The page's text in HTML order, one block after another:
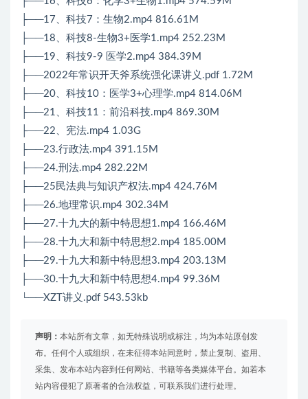
├──17、科技7：生物2.mp4 816.61M
├──18、科技8-生物3+医学1.mp4 252.23M
├──19、科技9-9 医学2.mp4 384.39M
├──2022年常识开天斧系统强化课讲义.pdf 1.72M
├──20、科技10：医学3+心理学.mp4 814.06M
├──21、科技11：前沿科技.mp4 869.30M
├──22、宪法.mp4 1.03G
├──23.行政法.mp4 391.15M
├──24.刑法.mp4 282.22M
├──25民法典与知识产权法.mp4 424.76M
├──26.地理常识.mp4 302.34M
├──27.十九大的新中特思想1.mp4 166.46M
├──28.十九大和新中特思想2.mp4 185.00M
├──29.十九大和新中特思想3.mp4 203.13M
├──30.十九大和新中特思想4.mp4 99.36M
└──XZT讲义.pdf 543.53kb
声明： 本站所有文章，如无特殊说明或标注，均为本站原创发
布。任何个人或组织，在未征得本站同意时，禁止复制、盗用、
采集、发布本站内容到任何网站、书籍等各类媒体平台。如若本
站内容侵犯了原著者的合法权益，可联系我们进行处理。